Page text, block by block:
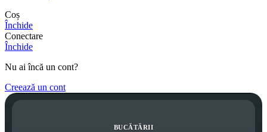
Coș
Închide
Conectare
Închide
Nu ai încă un cont?
Creează un cont
BUCĂTĂRII